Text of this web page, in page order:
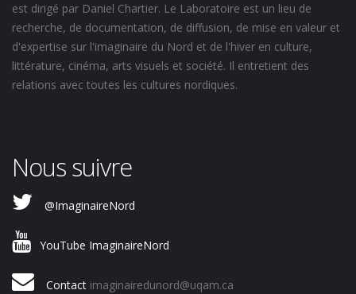
est dirigé par Daniel Chartier. Le Laboratoire est un lieu de
recherche, de documentation, de diffusion, de mise en valeur et
d'expertise sur l'imaginaire du Nord et de l'hiver en culture,
littérature, cinéma, arts visuels et société. Il entretient des
relations avec toutes les cultures nordiques.
Nous suivre
@ImaginaireNord
YouTube ImaginaireNord
Contact imaginairedunord@uqam.ca